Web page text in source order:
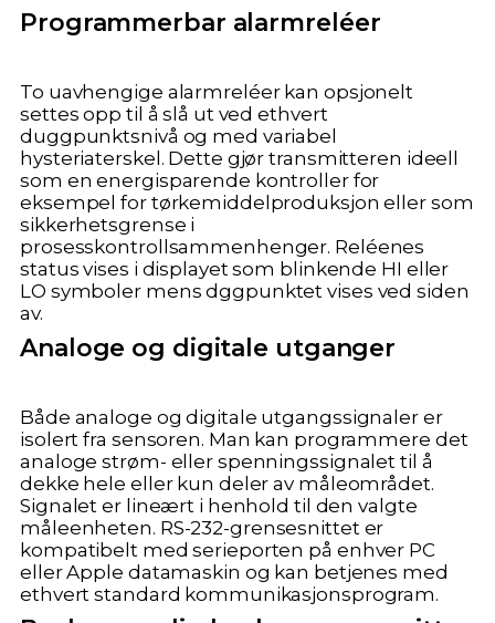
Programmerbar alarmreléer
To uavhengige alarmreléer kan opsjonelt
settes opp til å slå ut ved ethvert
duggpunktsnivå og med variabel
hysteriaterskel. Dette gjør transmitteren ideell
som en energisparende kontroller for
eksempel for tørkemiddelproduksjon eller som
sikkerhetsgrense i
prosesskontrollsammenhenger. Reléenes
status vises i displayet som blinkende HI eller
LO symboler mens dggpunktet vises ved siden
av.
Analoge og digitale utganger
Både analoge og digitale utgangssignaler er
isolert fra sensoren. Man kan programmere det
analoge strøm- eller spenningssignalet til å
dekke hele eller kun deler av måleområdet.
Signalet er lineært i henhold til den valgte
måleenheten. RS-232-grensesnittet er
kompatibelt med serieporten på enhver PC
eller Apple datamaskin og kan betjenes med
ethvert standard kommunikasjonsprogram.